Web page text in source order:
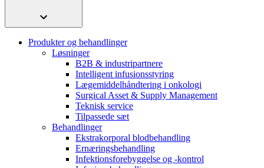
Produkter og behandlinger
Løsninger
B2B & industripartnere
Intelligent infusionsstyring
Lægemiddelhåndtering i onkologi
Surgical Asset & Supply Management
Teknisk service
Tilpassede sæt
Behandlinger
Ekstrakorporal blodbehandling
Ernæringsbehandling
Infektionsforebyggelse og -kontrol